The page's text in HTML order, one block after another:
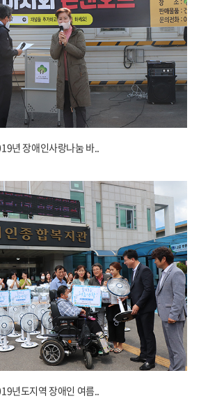
년 장애인사랑나눔 바..
년도지역 장애인 여름..